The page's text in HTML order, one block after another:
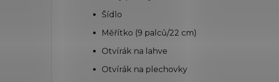
Šídlo
Měřítko (9 palců/22 cm)
Otvírák na lahve
Otvírák na plechovky